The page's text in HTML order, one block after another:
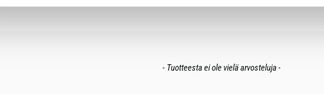
- Tuotteesta ei ole vielä arvosteluja -